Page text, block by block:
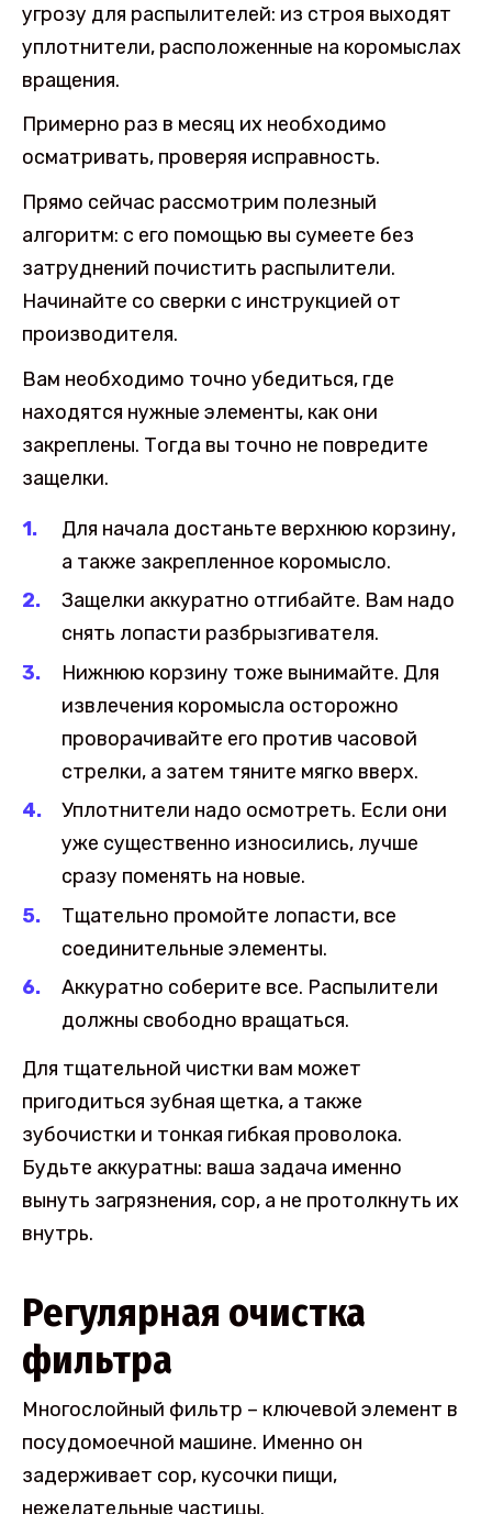
угрозу для распылителей: из строя выходят
уплотнители, расположенные на коромыслах
вращения.
Примерно раз в месяц их необходимо
осматривать, проверяя исправность.
Прямо сейчас рассмотрим полезный
алгоритм: с его помощью вы сумеете без
затруднений почистить распылители.
Начинайте со сверки с инструкцией от
производителя.
Вам необходимо точно убедиться, где
находятся нужные элементы, как они
закреплены. Тогда вы точно не повредите
защелки.
Для начала достаньте верхнюю корзину,
а также закрепленное коромысло.
Защелки аккуратно отгибайте. Вам надо
снять лопасти разбрызгивателя.
Нижнюю корзину тоже вынимайте. Для
извлечения коромысла осторожно
проворачивайте его против часовой
стрелки, а затем тяните мягко вверх.
Уплотнители надо осмотреть. Если они
уже существенно износились, лучше
сразу поменять на новые.
Тщательно промойте лопасти, все
соединительные элементы.
Аккуратно соберите все. Распылители
должны свободно вращаться.
Для тщательной чистки вам может
пригодиться зубная щетка, а также
зубочистки и тонкая гибкая проволока.
Будьте аккуратны: ваша задача именно
вынуть загрязнения, сор, а не протолкнуть их
внутрь.
Регулярная очистка
фильтра
Многослойный фильтр – ключевой элемент в
посудомоечной машине. Именно он
задерживает сор, кусочки пищи,
нежелательные частицы.